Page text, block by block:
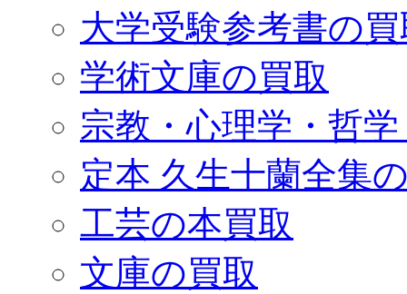
大学受験参考書の
学術文庫の買取
宗教・心理学・哲
定本 久生十蘭全集
工芸の本買取
文庫の買取